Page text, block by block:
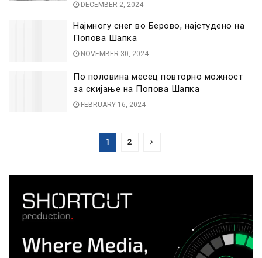
DECEMBER 2, 2024
Најмногу снег во Берово, најстудено на
Попова Шапка
NOVEMBER 30, 2024
По половина месец повторно можност
за скијање на Попова Шапка
FEBRUARY 16, 2024
1 2